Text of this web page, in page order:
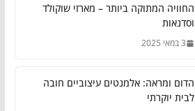
החוויה המתוקה ביותר – מארזי שוקולד
וסדנאות
3 במאי 2025
הדום ומראה: אלמנטים עיצוביים חובה
לבית יוקרתי